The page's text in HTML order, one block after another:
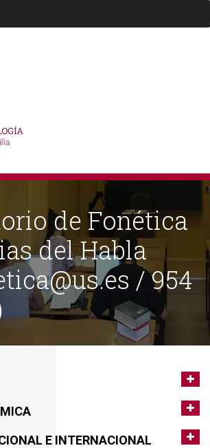
de Fonética
del Habla
/ 954
E INTERNACIONAL